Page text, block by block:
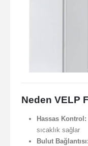
Neden VELP
Hassas Kontrol:
sıcaklık sağlar
Bulut Bağlantısı: